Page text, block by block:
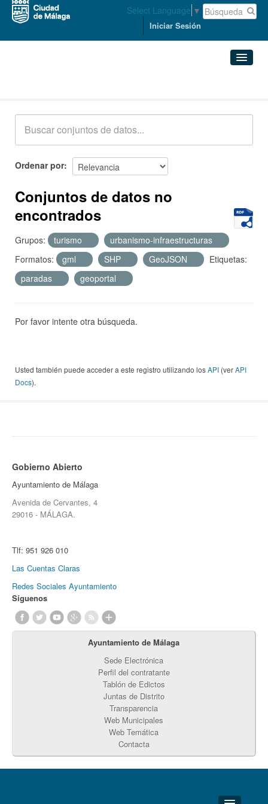
Select Language ▼
Iniciar Sesión
Acerca de
Ordenar por
Conjuntos de datos no
encontrados
Grupos: turismo
urbanismo-infraestructuras
Formatos:
gml SHP GeoJSON
Etiquetas:
paradas
geoportal
Por favor intente otra búsqueda.
Usted también puede acceder a este registro utilizando losAPI (verAPI
Docs).
Gobierno Abierto
Ayuntamiento de Málaga
Avenida de Cervantes, 4
29016 - MÁLAGA.
Tlf: 951 926 010
Las Cuentas Claras
Redes Sociales Ayuntamiento
Síguenos
Ayuntamiento de Málaga
Sede Electrónica
Perfil del contratante
Tablón de Edictos
Juntas de Distrito
Transparencia
Web Municipales
Web Temática
Contacta